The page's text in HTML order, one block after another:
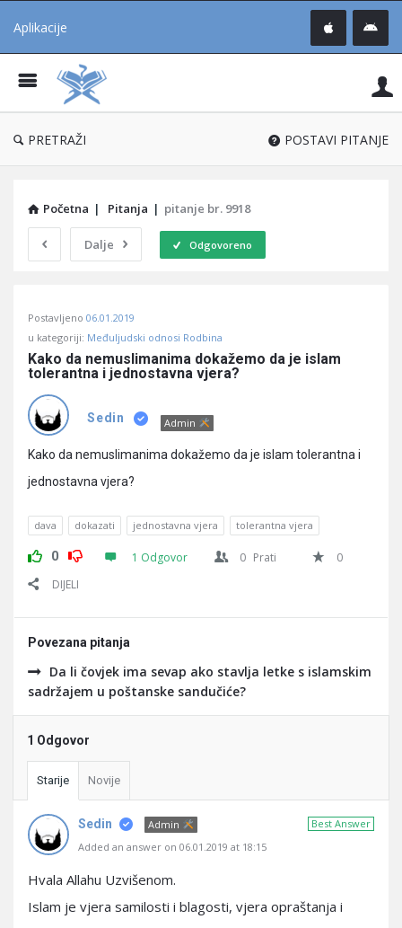
Aplikacije
®
PRETRAŽI POSTAVI PITANJE
Početna | Pitanja | pitanje br. 9918
Dalje Odgovoreno
Učene
Latest
Pitanja
Postavljeno 06.01.2019
u kategoriji: Međuljudski odnosi Rodbina
Kako da nemuslimanima dokažemo da je islam
tolerantna i jednostavna vjera?
Sedin Admin
Kako da nemuslimanima dokažemo da je islam tolerantna i
jednostavna vjera?
dava dokazati jednostavna vjera tolerantna vjera
0 1 Odgovor 0 Prati
0
DIJELI
Povezana pitanja
Da li čovjek ima sevap ako stavlja letke s islamskim
sadržajem u poštanske sandučiće?
1 Odgovor
Starije Novije
Best Answer
Sedin
Admin
Added an answer on 06.01.2019 at 18:15
Hvala Allahu Uzvišenom.
Islam je vjera samilosti i blagosti, vjera opraštanja i